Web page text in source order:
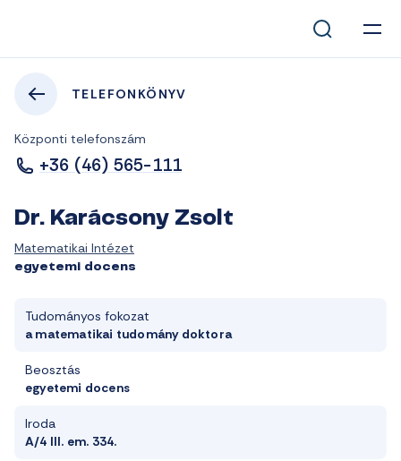
TELEFONKÖNYV
Központi telefonszám
+36 (46) 565-111
Dr. Karácsony Zsolt
Matematikai Intézet
egyetemi docens
Tudományos fokozat
a matematikai tudomány doktora
Beosztás
egyetemi docens
Iroda
A/4 III. em. 334.